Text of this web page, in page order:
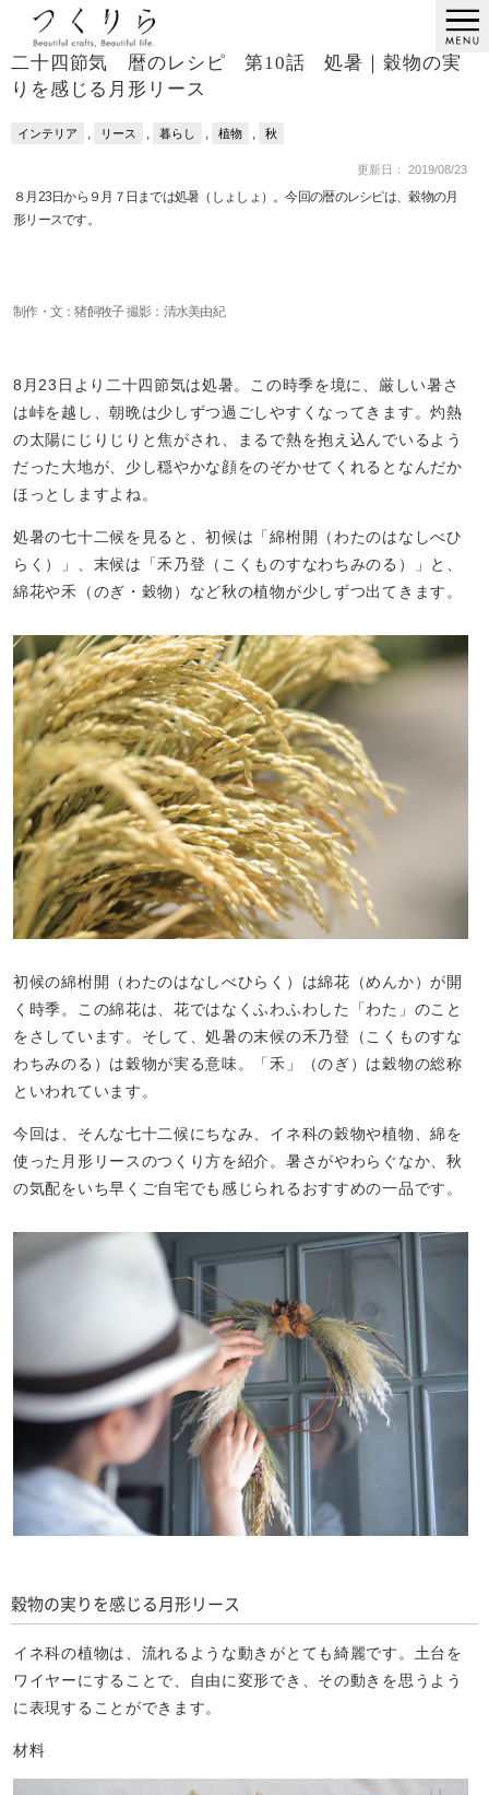
二十四節気 暦のレシピ 第10話 処暑｜穀物の実
りを感じる月形リース
インテリア , リース , 暮らし , 植物 , 秋
更新日： 2019/08/23
８月23日から９月７日までは処暑（しょしょ）。今回の暦のレシピは、穀物の月
形リースです。
制作・文：猪飼牧子 撮影：清水美由紀
8月23日より二十四節気は処暑。この時季を境に、厳しい暑さ
は峠を越し、朝晩は少しずつ過ごしやすくなってきます。灼熱
の太陽にじりじりと焦がされ、まるで熱を抱え込んでいるよう
だった大地が、少し穏やかな顔をのぞかせてくれるとなんだか
ほっとしますよね。
処暑の七十二候を見ると、初候は「綿柎開（わたのはなしべひ
らく）」、末候は「禾乃登（こくものすなわちみのる）」と、
綿花や禾（のぎ・穀物）など秋の植物が少しずつ出てきます。
初候の綿柎開（わたのはなしべひらく）は綿花（めんか）が開
く時季。この綿花は、花ではなくふわふわした「わた」のこと
をさしています。そして、処暑の末候の禾乃登（こくものすな
わちみのる）は穀物が実る意味。「禾」（のぎ）は穀物の総称
といわれています。
今回は、そんな七十二候にちなみ、イネ科の穀物や植物、綿を
使った月形リースのつくり方を紹介。暑さがやわらぐなか、秋
の気配をいち早くご自宅でも感じられるおすすめの一品です。
穀物の実りを感じる月形リース
イネ科の植物は、流れるような動きがとても綺麗です。土台を
ワイヤーにすることで、自由に変形でき、その動きを思うよう
に表現することができます。
材料